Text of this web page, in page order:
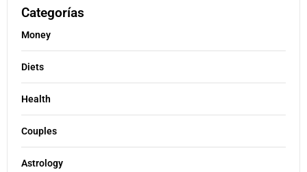
Categorías
Money
Diets
Health
Couples
Astrology